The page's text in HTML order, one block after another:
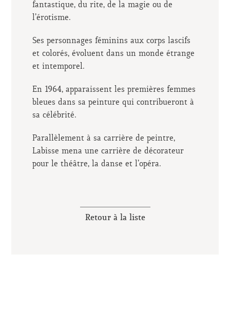
fantastique, du rite, de la magie ou de
l’érotisme.
Ses personnages féminins aux corps lascifs
et colorés, évoluent dans un monde étrange
et intemporel.
En 1964, apparaissent les premières femmes
bleues dans sa peinture qui contribueront à
sa célébrité.
Parallèlement à sa carrière de peintre,
Labisse mena une carrière de décorateur
pour le théâtre, la danse et l’opéra.
Retour à la liste